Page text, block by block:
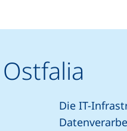
Die IT-